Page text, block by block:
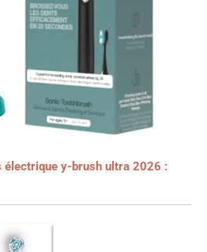
électrique y-brush ultra 2026 :